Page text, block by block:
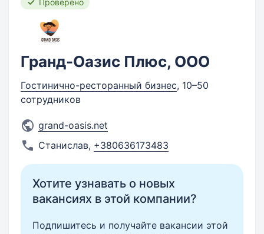
Проверено
Гранд-Оазис Плюс, ООО
Гостинично-ресторанный бизнес, 10–50
сотрудников
grand-oasis.net
Станислав, +380636173483
Хотите узнавать о новых
вакансиях в этой компании?
Подпишитесь и получайте вакансии этой